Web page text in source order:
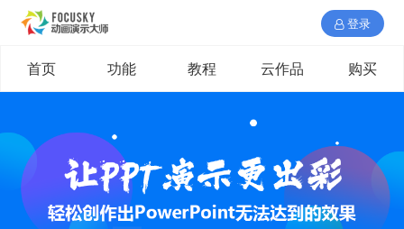
登录
首页 功能 教程 云作品 购买